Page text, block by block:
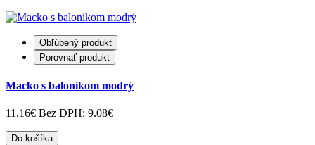
Obľúbený produkt
Porovnať produkt
Macko s balonikom modrý
11.16€ Bez DPH: 9.08€
Do košíka